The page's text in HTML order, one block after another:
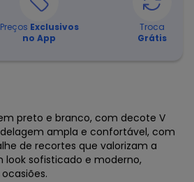
Preços Exclusivos
no App
Troca
Grátis
preto e branco, com decote V
ampla e confortável, com
de recortes que valorizam a
look sofisticado e moderno,